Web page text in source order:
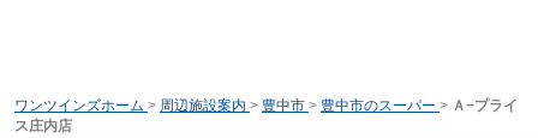
ワンツインズホーム > 周辺施設案内 > 豊中市 > 豊中市のスーパー > Ａ−プライ
ス庄内店